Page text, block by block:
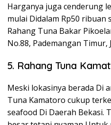
Harganya juga cenderung
mulai Didalam Rp50 ribuan
Rahang Tuna Bakar
No.88, Pademangan Timur,
5. Rahang Tuna
Meski lokasinya berada Di
Tuna Kamatoro cukup
seafood Di Daerah Bekasi.